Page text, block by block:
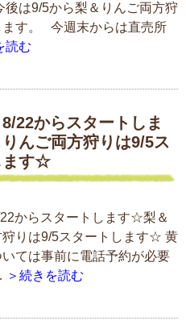
後は9/5から梨＆りんご両方狩
ます。 今週末からは直売所
読む
22からスタートしま
んご両方狩りは9/5ス
ます☆
からスタートします☆梨＆
狩りは9/5スタートします☆ 黄
ては事前に電話予約が必要
＞続きを読む